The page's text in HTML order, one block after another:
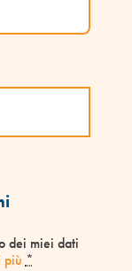
più *